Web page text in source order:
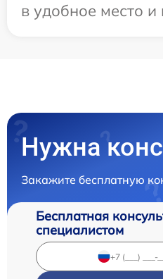
в удобное место и
Нужна
Закажите бесплатную
Бесплатная
специалистом